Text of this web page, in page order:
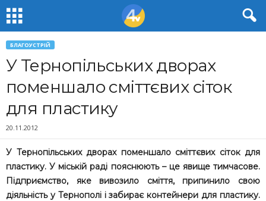
БЛАГОУСТРІЙ
У Тернопільських дворах
поменшало сміттєвих сіток
для пластику
20.11.2012
У Тернопільських дворах поменшало сміттєвих сіток для
пластику. У міській раді пояснюють – це явище тимчасове.
Підприємство, яке вивозило сміття, припинило свою
діяльність у Тернополі і забирає контейнери для пластику.